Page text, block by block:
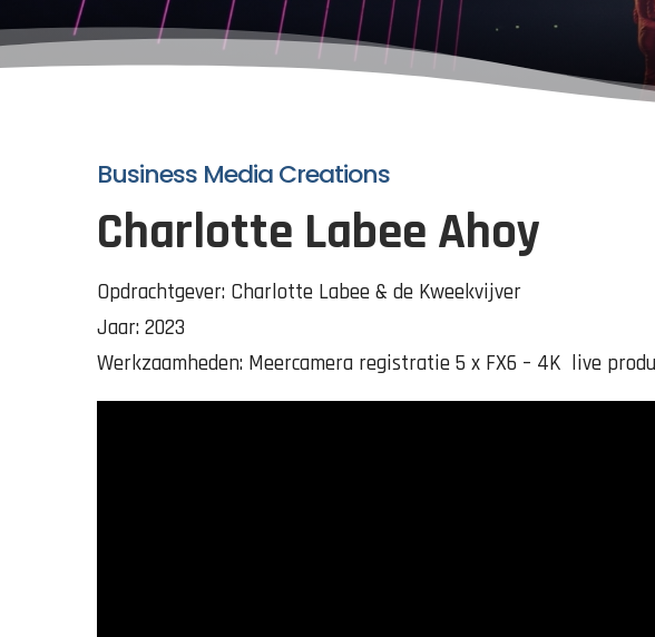
Business Media Creations
Charlotte Labee Ahoy
Opdrachtgever: Charlotte Labee & de Kweekvijver
Jaar: 2023
Werkzaamheden: Meercamera registratie 5 x FX6 – 4K live